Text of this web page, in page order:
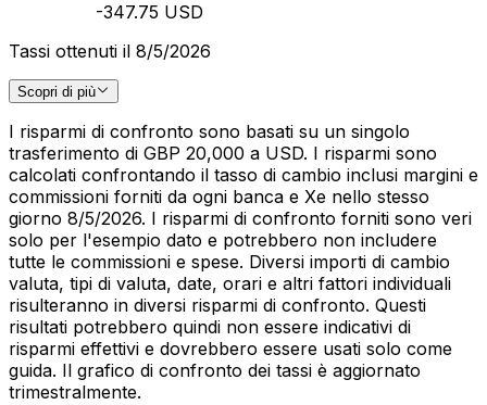
-347.75 USD
Tassi ottenuti il 8/5/2026
Scopri di più
I risparmi di confronto sono basati su un singolo
trasferimento di GBP 20,000 a USD. I risparmi sono
calcolati confrontando il tasso di cambio inclusi margini e
commissioni forniti da ogni banca e Xe nello stesso
giorno 8/5/2026. I risparmi di confronto forniti sono veri
solo per l'esempio dato e potrebbero non includere
tutte le commissioni e spese. Diversi importi di cambio
valuta, tipi di valuta, date, orari e altri fattori individuali
risulteranno in diversi risparmi di confronto. Questi
risultati potrebbero quindi non essere indicativi di
risparmi effettivi e dovrebbero essere usati solo come
guida. Il grafico di confronto dei tassi è aggiornato
trimestralmente.